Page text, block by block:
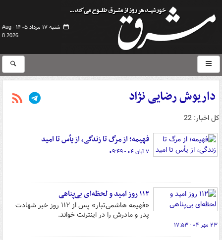
شنبه ۱۷ مرداد ۱۴۰۵ -
Aug
8 2026
داریوش رضایی نژاد
کل اخبار: 22
فهیمه؛ از مرگ تا زندگی، از یأس تا امید
۷ آبان ۰۴ - ۰۹:۴۹
۱۱۲ روز امید و لحظه‌ای بی‌پناهی
«فهیمه هاشمی‌تبار» پس از ۱۱۲ روز خبر شهادت
پدر و مادرش را در اینترنت خواند.
۲۳ مهر ۰۴ - ۱۷:۵۳